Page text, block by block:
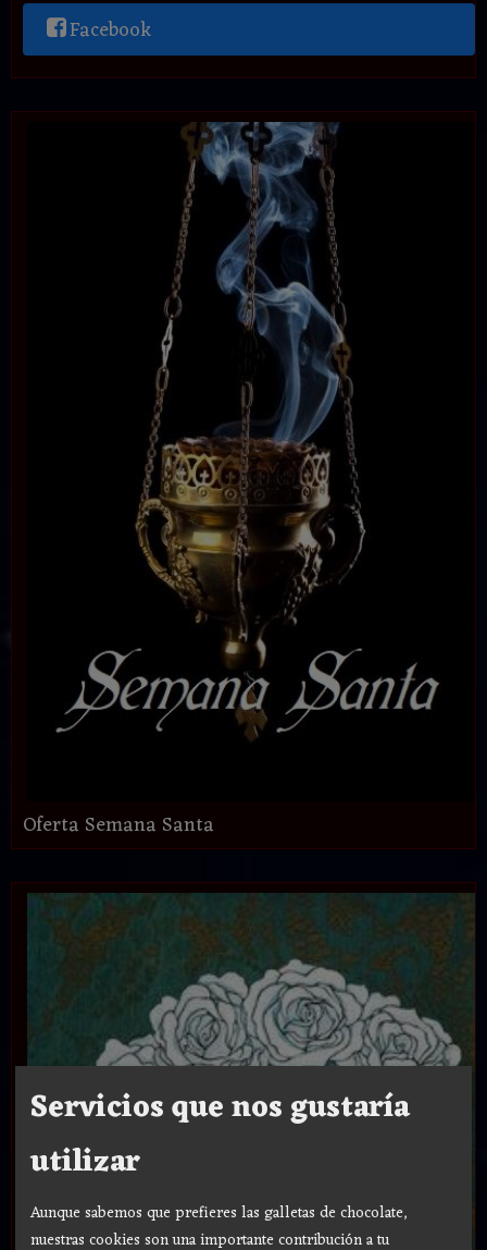
Facebook
Oferta Semana Santa
Servicios que nos gustaría
utilizar
Aunque sabemos que prefieres las galletas de chocolate,
nuestras cookies son una importante contribución a tu